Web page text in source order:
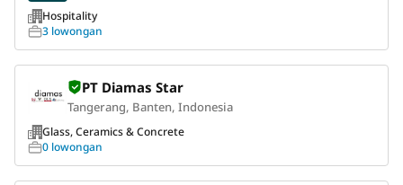
Hospitality
3 lowongan
PT Diamas Star
Tangerang, Banten, Indonesia
Glass, Ceramics & Concrete
0 lowongan